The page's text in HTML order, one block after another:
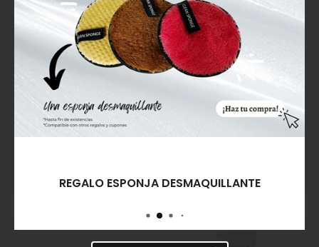
Isséimi Aceite Reductor
Oil Lipolytic
Comprar
Isséimi Crema
Comprar
REGALO ESPONJA DESMAQUILLANTE